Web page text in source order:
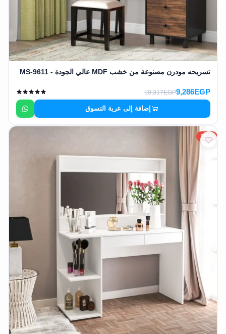
تسريحه مودرن مصنوعة من خشب MDF عالي الجودة - MS-9611
9,286EGP
10,317EGP
إضافة إلى عربة التسوق
10%